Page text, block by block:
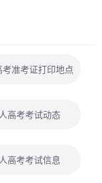
考准考证打印地点
高考考试动态
高考考试信息